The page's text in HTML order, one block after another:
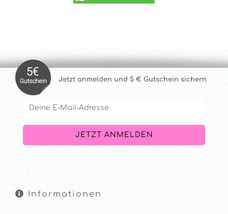
Jetzt anmelden und 5 € Gutschein sichern
Informationen